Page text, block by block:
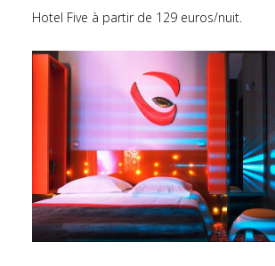
Hotel Five à partir de 129 euros/nuit.